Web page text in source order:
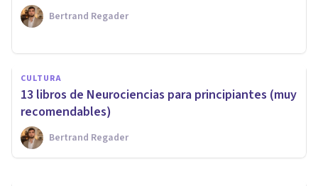
Bertrand Regader
CULTURA
13 libros de Neurociencias para principiantes (muy
recomendables)
Bertrand Regader
​Neurociencias aplicadas al
estudio criminológico del
delito
Ricardo Vázquez Cigarroa